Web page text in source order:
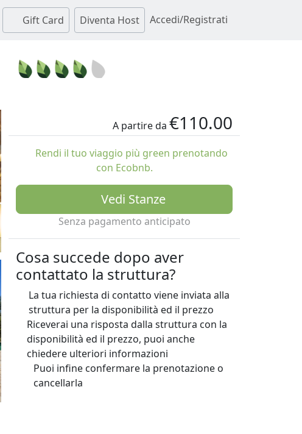
Gift Card Diventa Host Accedi/Registrati
A partire da €110.00
Rendi il tuo viaggio più green prenotando
con Ecobnb.
Vedi Stanze
Senza pagamento anticipato
Cosa succede dopo aver
contattato la struttura?
La tua richiesta di contatto viene inviata alla
struttura per la disponibilità ed il prezzo
Riceverai una risposta dalla struttura con la
disponibilità ed il prezzo, puoi anche
chiedere ulteriori informazioni
Puoi infine confermare la prenotazione o
cancellarla